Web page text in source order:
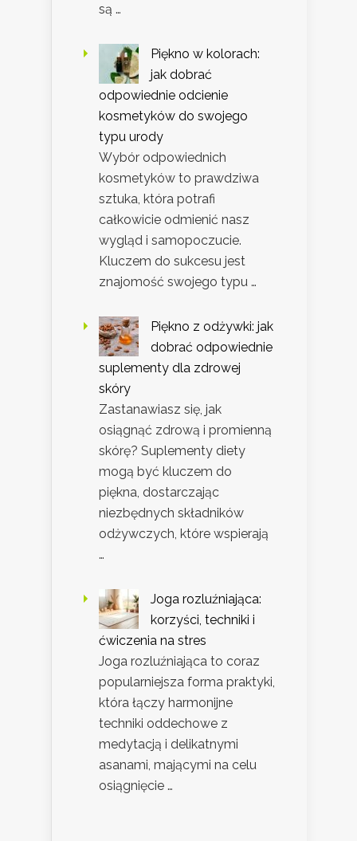
są …
Piękno w kolorach:
jak dobrać
odpowiednie odcienie
kosmetyków do swojego
typu urody
Wybór odpowiednich
kosmetyków to prawdziwa
sztuka, która potrafi
całkowicie odmienić nasz
wygląd i samopoczucie.
Kluczem do sukcesu jest
znajomość swojego typu …
Piękno z odżywki: jak
dobrać odpowiednie
suplementy dla zdrowej
skóry
Zastanawiasz się, jak
osiągnąć zdrową i promienną
skórę? Suplementy diety
mogą być kluczem do
piękna, dostarczając
niezbędnych składników
odżywczych, które wspierają
…
Joga rozluźniająca:
korzyści, techniki i
ćwiczenia na stres
Joga rozluźniająca to coraz
popularniejsza forma praktyki,
która łączy harmonijne
techniki oddechowe z
medytacją i delikatnymi
asanami, mającymi na celu
osiągnięcie …